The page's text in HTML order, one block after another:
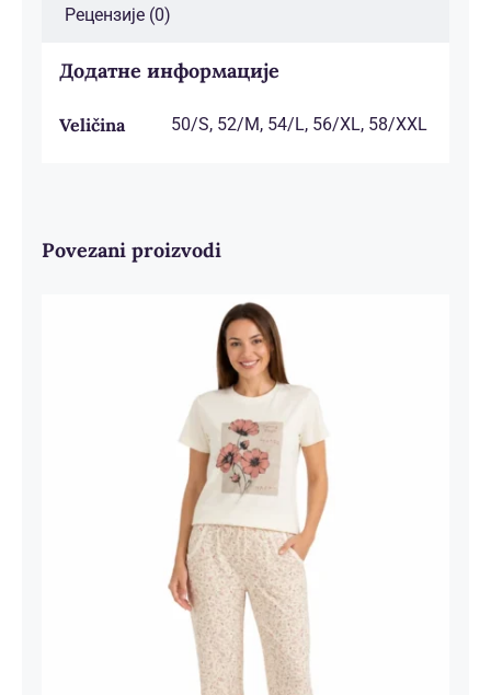
Рецензије (0)
Додатне информације
Veličina 50/S, 52/M, 54/L, 56/XL, 58/XXL
Povezani proizvodi
Ženska Pidžama Sunny Days Krem –
Cvetni Print Pamučna Pidžama |
Bear Underwear